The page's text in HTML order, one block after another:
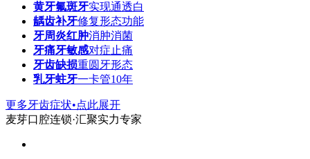
黄牙氟斑牙实现通透白
龋齿补牙修复形态功能
牙周炎红肿消肿消菌
牙痛牙敏感对症止痛
牙齿缺损重圆牙形态
乳牙蛀牙一卡管10年
更多牙齿症状•点此展开
麦芽口腔连锁·汇聚实力专家